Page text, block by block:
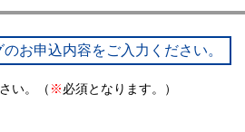
お申込内容をご入力ください。
い。（ ※必須となります。）